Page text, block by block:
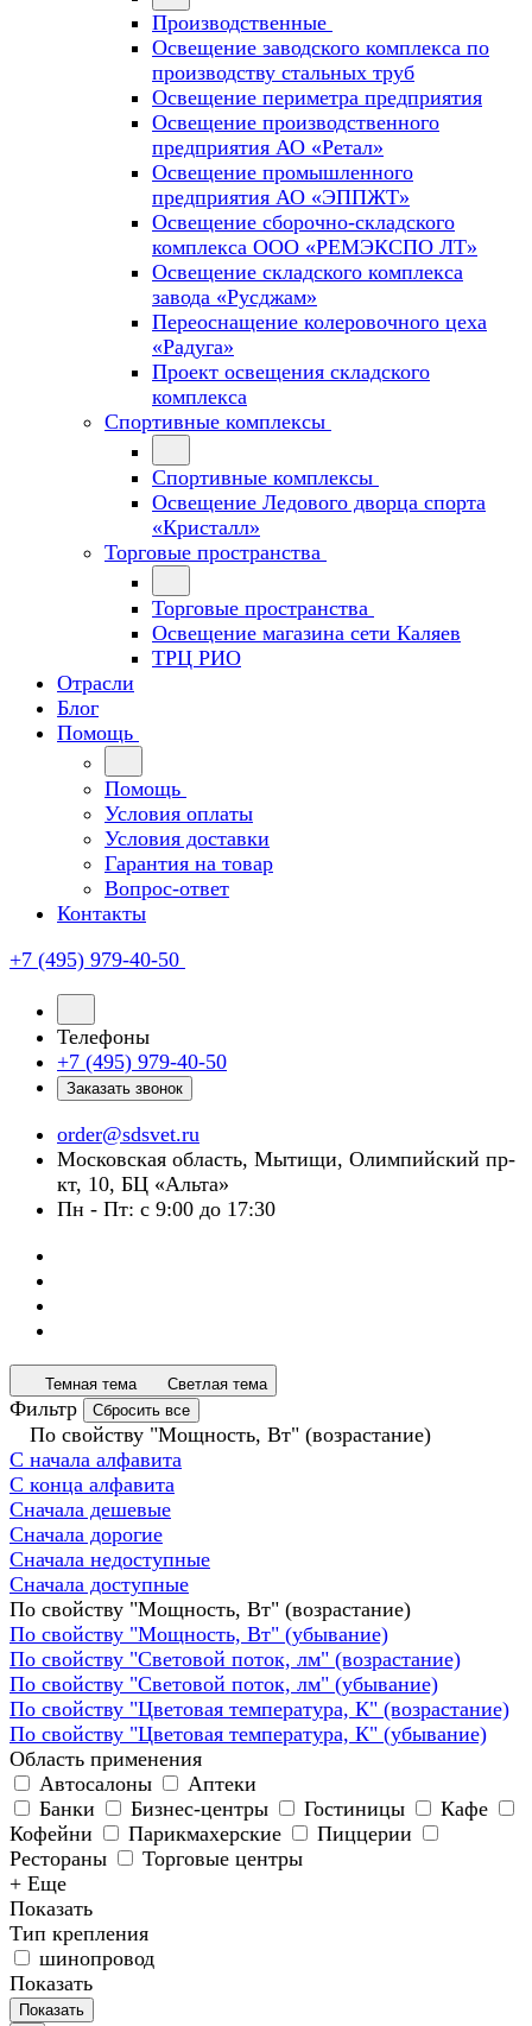
Производственные
Освещение заводского комплекса по
производству стальных труб
Освещение периметра предприятия
Освещение производственного
предприятия АО «Ретал»
Освещение промышленного
предприятия АО «ЭППЖТ»
Освещение сборочно-складского
комплекса ООО «РЕМЭКСПО ЛТ»
Освещение складского комплекса
завода «Русджам»
Переоснащение колеровочного цеха
«Радуга»
Проект освещения складского
комплекса
Спортивные комплексы
Спортивные комплексы
Освещение Ледового дворца спорта
«Кристалл»
Торговые пространства
Торговые пространства
Освещение магазина сети Каляев
ТРЦ РИО
Отрасли
Блог
Помощь
Помощь
Условия оплаты
Условия доставки
Гарантия на товар
Вопрос-ответ
Контакты
+7 (495) 979-40-50
Телефоны
+7 (495) 979-40-50
Заказать звонок
order@sdsvet.ru
Московская область, Мытищи, Олимпийский пр-
кт, 10, БЦ «Альта»
Пн - Пт: с 9:00 до 17:30
Темная тема Светлая тема
Фильтр Сбросить все
По свойству "Мощность, Вт" (возрастание)
С начала алфавита
С конца алфавита
Сначала дешевые
Сначала дорогие
Сначала недоступные
Сначала доступные
По свойству "Мощность, Вт" (возрастание)
По свойству "Мощность, Вт" (убывание)
По свойству "Световой поток, лм" (возрастание)
По свойству "Световой поток, лм" (убывание)
По свойству "Цветовая температура, К" (возрастание)
По свойству "Цветовая температура, К" (убывание)
Область применения
Автосалоны
Аптеки
Банки
Бизнес-центры Гостиницы
Кафе
Кофейни
Парикмахерские
Пиццерии
Рестораны
Торговые центры
+ Еще
Показать
Тип крепления
шинопровод
Показать
Показать